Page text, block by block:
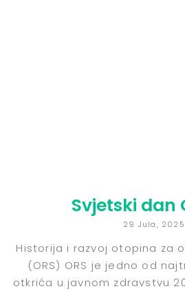
Svjetski dan
29 Jula, 2025
Historija i razvoj otopina za
(ORS) ORS je jedno od
otkrića u javnom zdravstvu